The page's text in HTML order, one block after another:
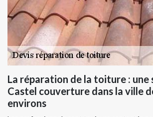
La réparation de la toiture : une
Castel couverture dans la ville
environs